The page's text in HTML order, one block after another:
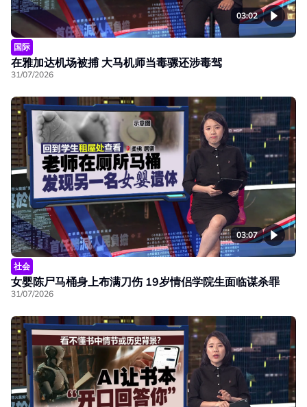
03:02
国际
在雅加达机场被捕 大马机师当毒骡还涉毒驾
31/07/2026
03:07
社会
女婴陈尸马桶身上布满刀伤 19岁情侣学院生面临谋杀罪
31/07/2026